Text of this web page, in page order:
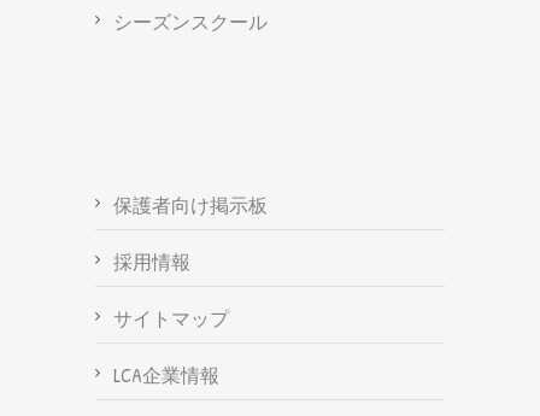
シーズンスクール
保護者向け掲示板
採用情報
サイトマップ
LCA企業情報